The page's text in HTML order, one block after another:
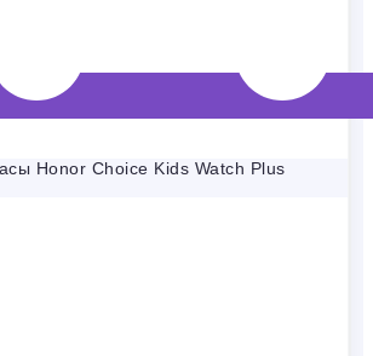
Honor Choice Kids Watch Plus